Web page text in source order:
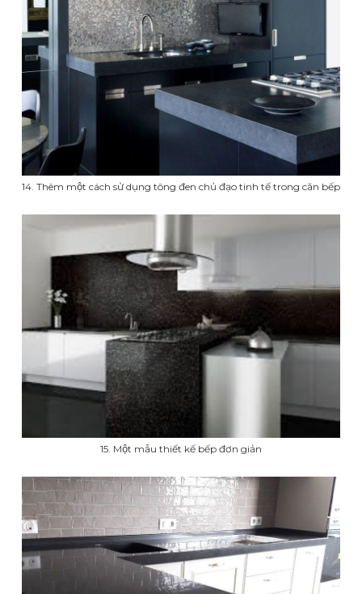
14. Thêm một cách sử dụng tông đen chủ đạo tinh tế trong căn bếp
15. Một mẫu thiết kế bếp đơn giản